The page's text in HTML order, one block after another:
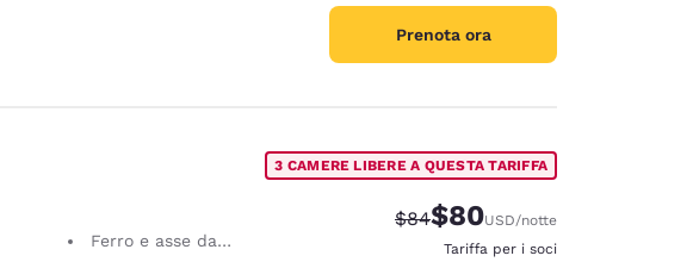
Prenota ora
Ferro e asse da stiro
3 CAMERE LIBERE A QUESTA TARIFFA
Tariffa di barratura:
$84Tariffa scontata:
$80USD/notte
Tariffa per i soci